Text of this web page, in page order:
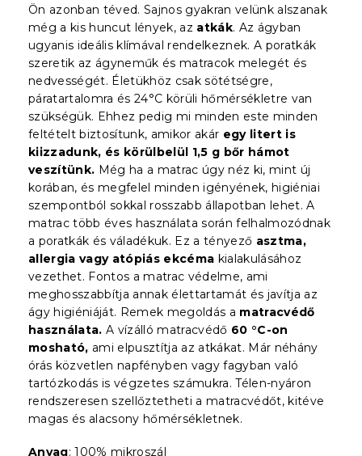
Ön azonban téved. Sajnos gyakran velünk alszanak
még a kis huncut lények, az atkák. Az ágyban
ugyanis ideális klímával rendelkeznek. A poratkák
szeretik az ágyneműk és matracok melegét és
nedvességét. Életükhöz csak sötétségre,
páratartalomra és 24°C körüli hőmérsékletre van
szükségük. Ehhez pedig mi minden este minden
feltételt biztosítunk, amikor akár egy litert is
kiizzadunk, és körülbelül 1,5 g bőr hámot
veszítünk. Még ha a matrac úgy néz ki, mint új
korában, és megfelel minden igényének, higiéniai
szempontból sokkal rosszabb állapotban lehet. A
matrac több éves használata során felhalmozódnak
a poratkák és váladékuk. Ez a tényező asztma,
allergia vagy atópiás ekcéma kialakulásához
vezethet. Fontos a matrac védelme, ami
meghosszabbítja annak élettartamát és javítja az
ágy higiéniáját. Remek megoldás a matracvédő
használata. A vízálló matracvédő 60 °C-on
mosható, ami elpusztítja az atkákat. Már néhány
órás közvetlen napfényben vagy fagyban való
tartózkodás is végzetes számukra. Télen-nyáron
rendszeresen szellőztetheti a matracvédőt, kitéve
magas és alacsony hőmérsékletnek.
Anyag: 100% mikroszál